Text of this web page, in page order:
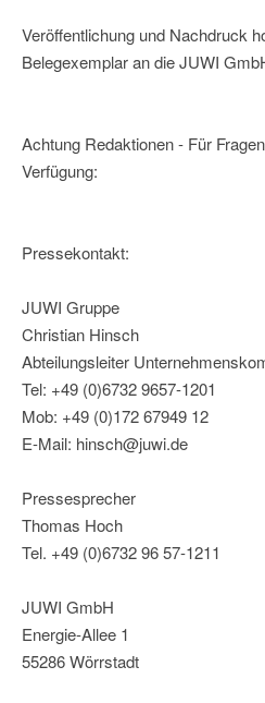
Veröffentlichung und Nachdruck
Belegexemplar an die JUWI
Achtung Redaktionen - Für
Verfügung:
Pressekontakt:
JUWI Gruppe
Christian Hinsch
Abteilungsleiter
Tel: +49 (0)6732 9657-1201
Mob: +49 (0)172 67949 12
E-Mail: hinsch@juwi.de
Pressesprecher
Thomas Hoch
Tel. +49 (0)6732 96 57-1211
JUWI GmbH
Energie-Allee 1
55286 Wörrstadt